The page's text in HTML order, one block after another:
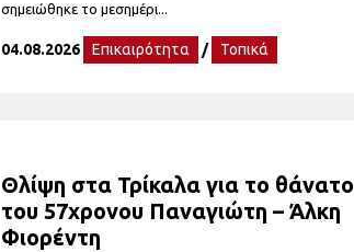
σημειώθηκε το μεσημέρι...
04.08.2026 Επικαιρότητα / Τοπικά
Θλίψη στα Τρίκαλα για το θάνατο
του 57χρονου Παναγιώτη – Άλκη
Φιορέντη